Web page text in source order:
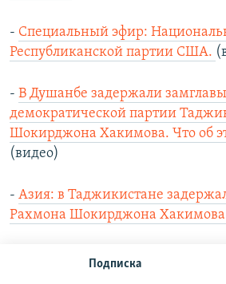
Подписка
- Специальный эфир:
Республиканской партии США.
- В Душанбе задержали
демократической партии
Шокирджона Хакимова. Что об
(видео)
- Азия: в Таджикистане
Рахмона Шокирджона
Фейсбук Каныкей Арановой,